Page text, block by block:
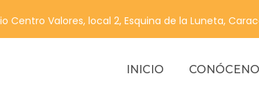
Centro Valores, local 2, Esquina de la Luneta,
INICIO